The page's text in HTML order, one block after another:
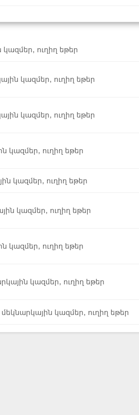
ուղիղ եթեր
կազմեր, ուղիղ եթեր
կազմեր, ուղիղ եթեր
կազմեր, ուղիղ եթեր
կազմեր, ուղիղ եթեր
կազմեր, ուղիղ եթեր
կազմեր, ուղիղ եթեր
կազմեր, ուղիղ եթեր
կազմեր, ուղիղ եթեր